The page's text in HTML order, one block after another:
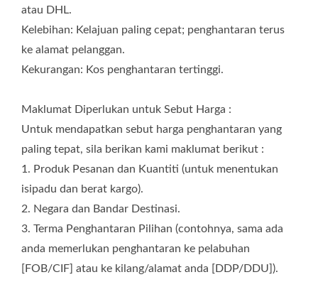
atau DHL.
Kelebihan: Kelajuan paling cepat; penghantaran terus
ke alamat pelanggan.
Kekurangan: Kos penghantaran tertinggi.
Maklumat Diperlukan untuk Sebut Harga :
Untuk mendapatkan sebut harga penghantaran yang
paling tepat, sila berikan kami maklumat berikut :
1. Produk Pesanan dan Kuantiti (untuk menentukan
isipadu dan berat kargo).
2. Negara dan Bandar Destinasi.
3. Terma Penghantaran Pilihan (contohnya, sama ada
anda memerlukan penghantaran ke pelabuhan
[FOB/CIF] atau ke kilang/alamat anda [DDP/DDU]).